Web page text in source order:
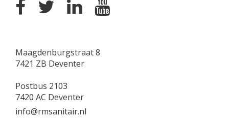
Maagdenburgstraat 8
7421 ZB Deventer
Postbus 2103
7420 AC Deventer
info@rmsanitair.nl